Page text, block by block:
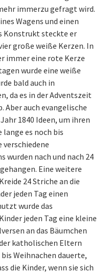
immerzu gefragt wird.
Wagens und einen
Konstrukt steckte er
große weiße Kerzen. In
immer eine rote Kerze
wurde eine weiße
bald auch in
da es in der Adventszeit
Aber auch evangelische
1840 Ideen, um ihren
lange es noch bis
verschiedene
nach und nach 24
Eine weitere
24 Striche an die
jeden Tag einen
wurde das
jeden Tag eine kleine
an das Bäumchen
katholischen Eltern
Weihnachen dauerte,
die Kinder, wenn sie sich